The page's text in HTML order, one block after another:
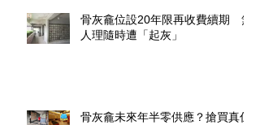
骨灰龕位設20年限再收費續期 無
人理隨時遭「起灰」
骨灰龕未來年半零供應？搶買真係